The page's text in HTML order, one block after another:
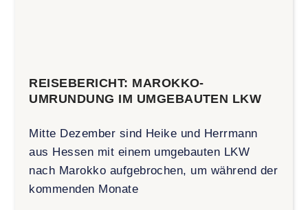
REISEBERICHT: MAROKKO-
UMRUNDUNG IM UMGEBAUTEN LKW
Mitte Dezember sind Heike und Herrmann
aus Hessen mit einem umgebauten LKW
nach Marokko aufgebrochen, um während der
kommenden Monate